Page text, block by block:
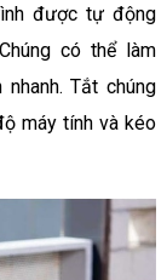
được tự động
có thể làm
Tắt chúng
máy tính và kéo